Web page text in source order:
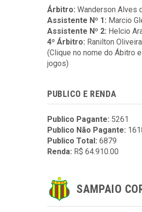
Árbitro: Wanderson Alves
Assistente Nº 1: Marcio
Assistente Nº 2: Helcio
4º Árbitro: Ranilton
(Clique no nome do Ábitro
jogos)
PUBLICO E RENDA
Publico Pagante: 5261
Publico Não Pagante:
Publico Total: 6879
Renda: R$ 64.910.00
SAMPAIO